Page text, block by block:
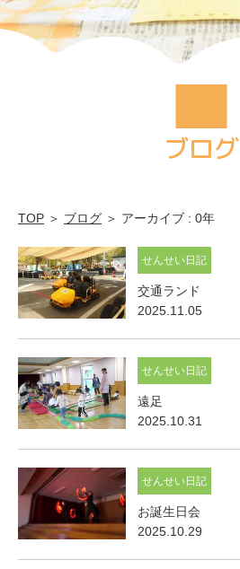
ブログ
TOP ＞ ブログ ＞ アーカイブ : 0年
せんせい日記
交通ランド
2025.11.05
せんせい日記
遠足
2025.10.31
せんせい日記
お誕生日会
2025.10.29